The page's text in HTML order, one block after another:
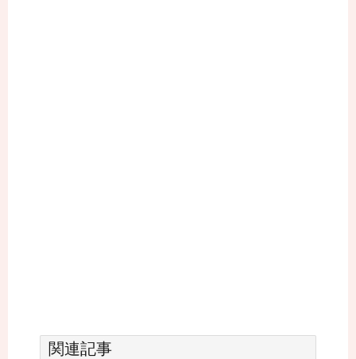
関連記事